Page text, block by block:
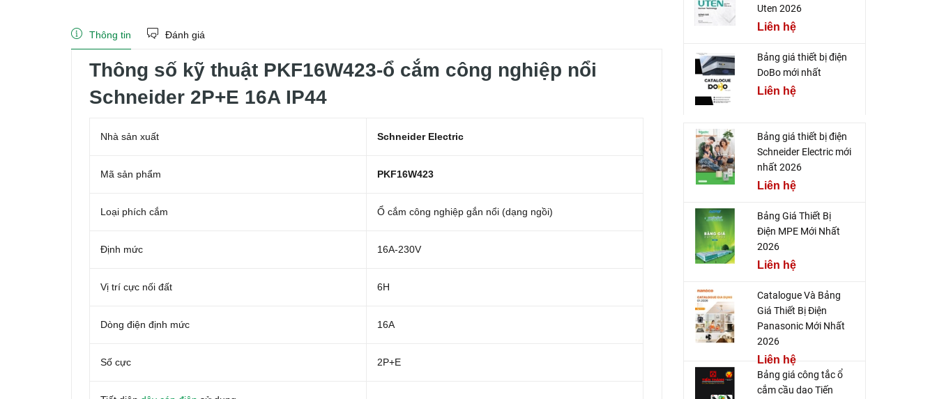
Thông tin Đánh giá
Thông số kỹ thuật PKF16W423-ổ cắm công nghiệp nổi
Schneider 2P+E 16A IP44
Nhà sản xuất Schneider Electric
Mã sản phẩm PKF16W423
Loại phích cắm Ổ cắm công nghiệp gắn nổi (dạng ngồi)
Định mức 16A-230V
Vị trí cực nối đất 6H
Dòng điện định mức 16A
Số cực 2P+E
Uten 2026
Liên hệ
Bảng giá thiết bị điện
DoBo mới nhất
Liên hệ
Bảng giá thiết bị điện
Schneider Electric mới
nhất 2026
Liên hệ
Bảng Giá Thiết Bị
Điện MPE Mới Nhất
2026
Liên hệ
Catalogue Và Bảng
Giá Thiết Bị Điện
Panasonic Mới Nhất
2026
Liên hệ
Bảng giá công tắc ổ
cắm cầu dao Tiến